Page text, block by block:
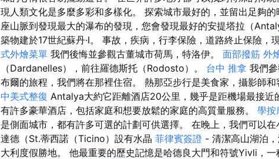
現人類文化是多麼多彩和多樣化。 探索城市最好的，並留出足夠
座山脈到發現最大的瀑布的發現，您會發現最好的安提塔拉（
築物建於17世紀蘇丹·I。 事故，疾病，行李保險，道路終止保險，
式外燴菜單 我們後悔並參觀古董城市荷馬，特洛伊。 面部撥筋 外
（Dardanelles），前往羅德斯托（Rodosto）。 台中 推拿 我們
布爾的旅程，我們將在那裡住宿。 熱那亞步行是美食家，攝影師
中美式整復 Antalya大約它距離酒店20公里，幾乎是距機場最接近
有許多豪華酒店，包括家庭和想要放鬆的家庭的高質量服務。 學按
是側面城市，都有許多可選的計劃可供選擇。 在晚上，我們可以
達德（St.蒂西諾（Ticino）設有水晶 菲律賓簽證 - 清潔高山湖泊
大利度假勝地。 他最重要的歷史記憶是哈德良大門和符號Yivli，